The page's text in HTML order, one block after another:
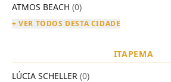
ATMOS BEACH (0)
+ VER TODOS DESTA CIDADE
ITAPEMA
LÚCIA SCHELLER (0)